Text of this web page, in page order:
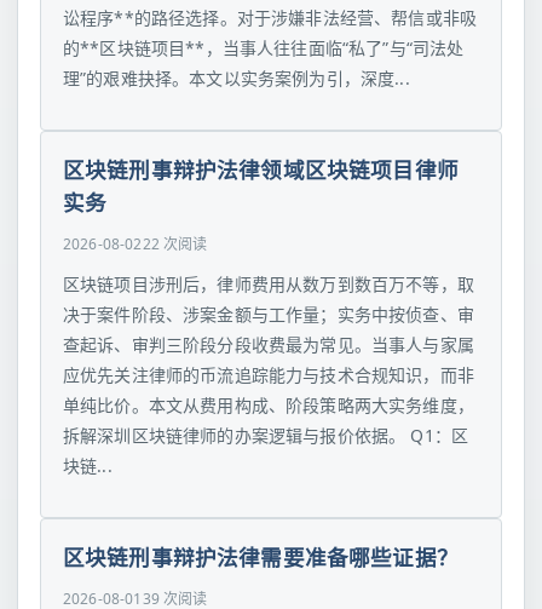
讼程序**的路径选择。对于涉嫌非法经营、帮信或非吸
的**区块链项目**，当事人往往面临“私了”与“司法处
理”的艰难抉择。本文以实务案例为引，深度...
区块链刑事辩护法律领域区块链项目律师
实务
2026-08-0222 次阅读
区块链项目涉刑后，律师费用从数万到数百万不等，取
决于案件阶段、涉案金额与工作量；实务中按侦查、审
查起诉、审判三阶段分段收费最为常见。当事人与家属
应优先关注律师的币流追踪能力与技术合规知识，而非
单纯比价。本文从费用构成、阶段策略两大实务维度，
拆解深圳区块链律师的办案逻辑与报价依据。 Q1：区
块链...
区块链刑事辩护法律需要准备哪些证据？
2026-08-0139 次阅读